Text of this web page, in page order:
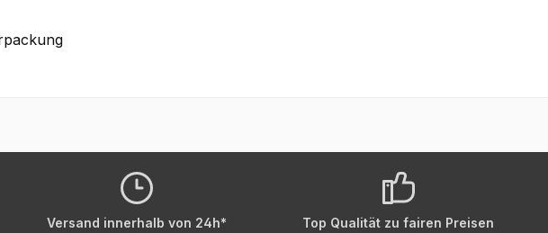
Versand innerhalb von 24h* Top Qualität zu fairen Preisen